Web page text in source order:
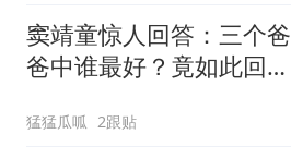
窦靖童惊人回答：三个爸
爸中谁最好？竟如此回
猛猛瓜呱 2跟贴